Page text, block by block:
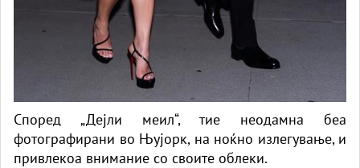
Според „Дејли меил“, тие неодамна беа
фотографирани во Њујорк, на ноќно излегување, и
привлекоа внимание со своите облеки.